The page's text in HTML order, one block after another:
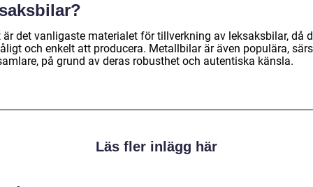
är det vanligaste materialet för tillverkning av leksaksbilar, då
och enkelt att producera. Metallbilar är även populära,
på grund av deras robusthet och autentiska känsla.
Läs fler inlägg här